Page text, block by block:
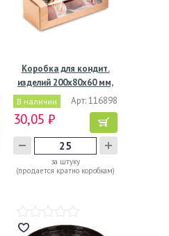
Коробка для кондит.
изделий 200х80х60 мм,
с…
В наличии Арт: 116898
30,05 ₽
за штуку
(продается кратно коробкам)